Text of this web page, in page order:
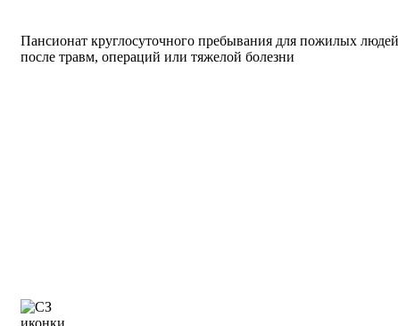
Пансионат круглосуточного пребывания для пожилых
после травм, операций или тяжелой болезни